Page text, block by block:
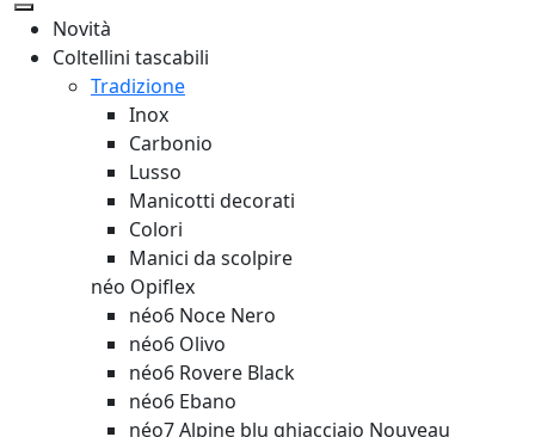
Novità
Coltellini tascabili
Tradizione
Inox
Carbonio
Lusso
Manicotti decorati
Colori
Manici da scolpire
néo Opiflex
néo6 Noce Nero
néo6 Olivo
néo6 Rovere Black
néo6 Ebano
néo7 Alpine blu ghiacciaio Nouveau